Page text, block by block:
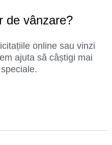
de vânzare?
online sau vinzi
ajuta să câștigi mai